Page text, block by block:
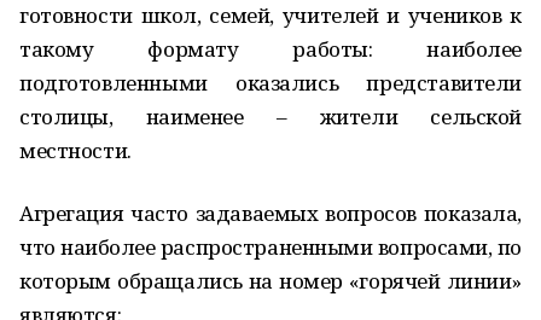
готовности школ, семей, учителей и учеников к
такому формату работы: наиболее
подготовленными оказались представители
столицы, наименее – жители сельской
местности.
Агрегация часто задаваемых вопросов показала,
что наиболее распространенными вопросами, по
которым обращались на номер «горячей линии»